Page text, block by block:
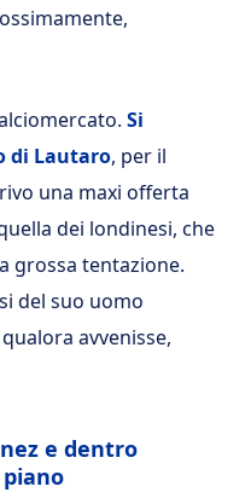
Si
di Lautaro, per il
una maxi offerta
dei londinesi, che
grossa tentazione.
del suo uomo
avvenisse,
e dentro
piano